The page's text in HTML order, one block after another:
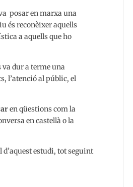
posar en marxa una
és reconèixer aquells
a aquells que ho
va dur a terme una
l’atenció al públic, el
en qüestions com la
en castellà o la
d’aquest estudi, tot seguint